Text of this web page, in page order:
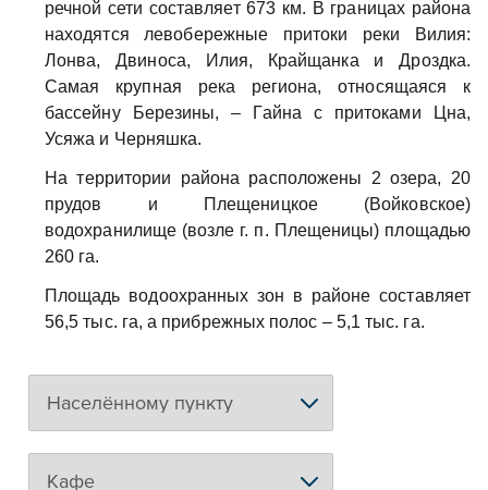
речной сети составляет 673 км. В границах района
находятся левобережные притоки реки Вилия:
Лонва, Двиноса, Илия, Крайщанка и Дроздка.
Самая крупная река региона, относящаяся к
бассейну Березины, – Гайна с притоками Цна,
Усяжа и Черняшка.
На территории района расположены 2 озера, 20
прудов и Плещеницкое (Войковское)
водохранилище (возле г. п. Плещеницы) площадью
260 га.
Площадь водоохранных зон в районе составляет
56,5 тыс. га, а прибрежных полос – 5,1 тыс. га.